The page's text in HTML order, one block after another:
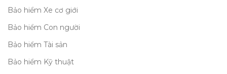
Bảo hiểm Xe cơ giới
Bảo hiểm Con người
Bảo hiểm Tài sản
Bảo hiểm Kỹ thuật